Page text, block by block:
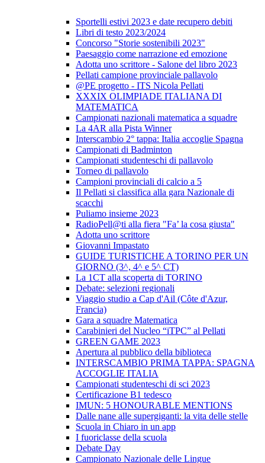
Sportelli estivi 2023 e date recupero debiti
Libri di testo 2023/2024
Concorso "Storie sostenibili 2023"
Paesaggio come narrazione ed emozione
Adotta uno scrittore - Salone del libro 2023
Pellati campione provinciale pallavolo
@PE progetto - ITS Nicola Pellati
XXXIX OLIMPIADE ITALIANA DI
MATEMATICA
Campionati nazionali matematica a squadre
La 4AR alla Pista Winner
Interscambio 2° tappa: Italia accoglie Spagna
Campionati di Badminton
Campionati studenteschi di pallavolo
Torneo di pallavolo
Campioni provinciali di calcio a 5
Il Pellati si classifica alla gara Nazionale di
scacchi
Puliamo insieme 2023
RadioPell@ti alla fiera "Fa’ la cosa giusta"
Adotta uno scrittore
Giovanni Impastato
GUIDE TURISTICHE A TORINO PER UN
GIORNO (3^, 4^ e 5^ CT)
La 1CT alla scoperta di TORINO
Debate: selezioni regionali
Viaggio studio a Cap d'Ail (Côte d'Azur,
Francia)
Gara a squadre Matematica
Carabinieri del Nucleo “iTPC” al Pellati
GREEN GAME 2023
Apertura al pubblico della biblioteca
INTERSCAMBIO PRIMA TAPPA: SPAGNA
ACCOGLIE ITALIA
Campionati studenteschi di sci 2023
Certificazione B1 tedesco
IMUN: 5 HONOURABLE MENTIONS
Dalle nane alle supergiganti: la vita delle stelle
Scuola in Chiaro in un app
I fuoriclasse della scuola
Debate Day
Campionato Nazionale delle Lingue